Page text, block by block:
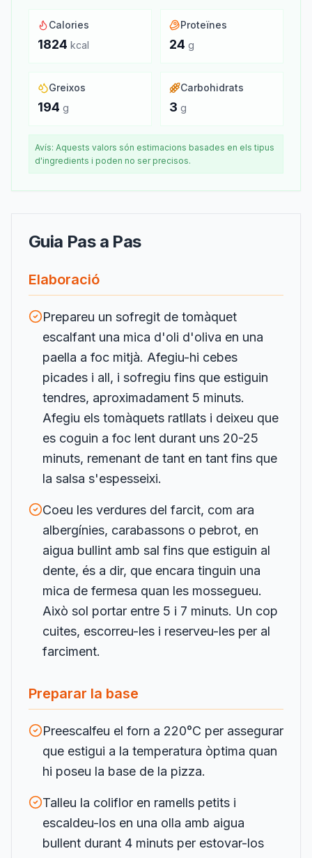
Calories
1824 kcal
Proteïnes
24 g
Greixos
194 g
Carbohidrats
3 g
Avís: Aquests valors són estimacions basades en els tipus
d'ingredients i poden no ser precisos.
Guia Pas a Pas
Elaboració
Prepareu un sofregit de tomàquet
escalfant una mica d'oli d'oliva en una
paella a foc mitjà. Afegiu-hi cebes
picades i all, i sofregiu fins que estiguin
tendres, aproximadament 5 minuts.
Afegiu els tomàquets ratllats i deixeu que
es coguin a foc lent durant uns 20-25
minuts, remenant de tant en tant fins que
la salsa s'espesseixi.
Coeu les verdures del farcit, com ara
albergínies, carabassons o pebrot, en
aigua bullint amb sal fins que estiguin al
dente, és a dir, que encara tinguin una
mica de fermesa quan les mossegueu.
Això sol portar entre 5 i 7 minuts. Un cop
cuites, escorreu-les i reserveu-les per al
farciment.
Preparar la base
Preescalfeu el forn a 220°C per assegurar
que estigui a la temperatura òptima quan
hi poseu la base de la pizza.
Talleu la coliflor en ramells petits i
escaldeu-los en una olla amb aigua
bullent durant 4 minuts per estovar-los